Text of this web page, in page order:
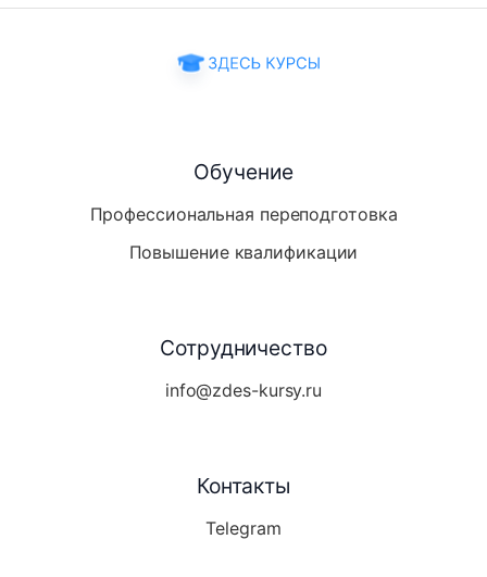
Обучение
Профессиональная переподготовка
Повышение квалификации
Сотрудничество
info@zdes-kursy.ru
Контакты
Telegram